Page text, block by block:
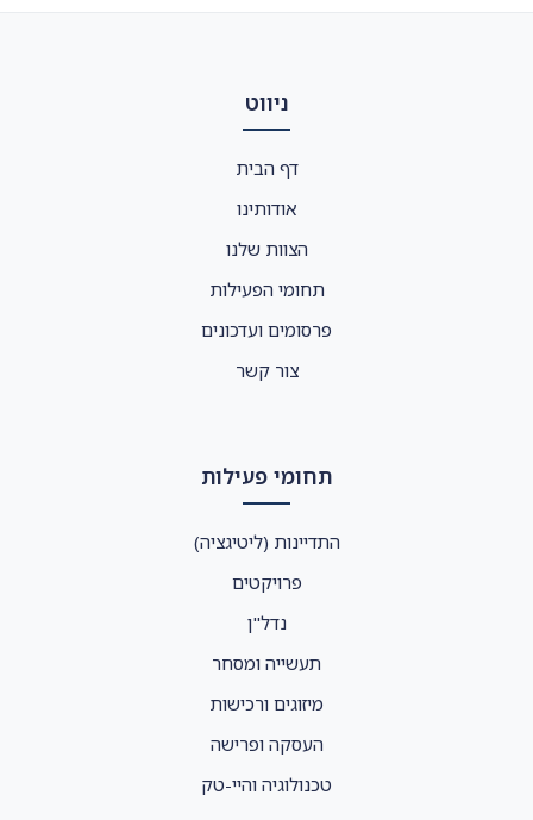
ניווט
דף הבית
אודותינו
הצוות שלנו
תחומי הפעילות
פרסומים ועדכונים
צור קשר
תחומי פעילות
התדיינות (ליטיגציה)
פרויקטים
נדל"ן
תעשייה ומסחר
מיזוגים ורכישות
העסקה ופרישה
טכנולוגיה והיי-טק